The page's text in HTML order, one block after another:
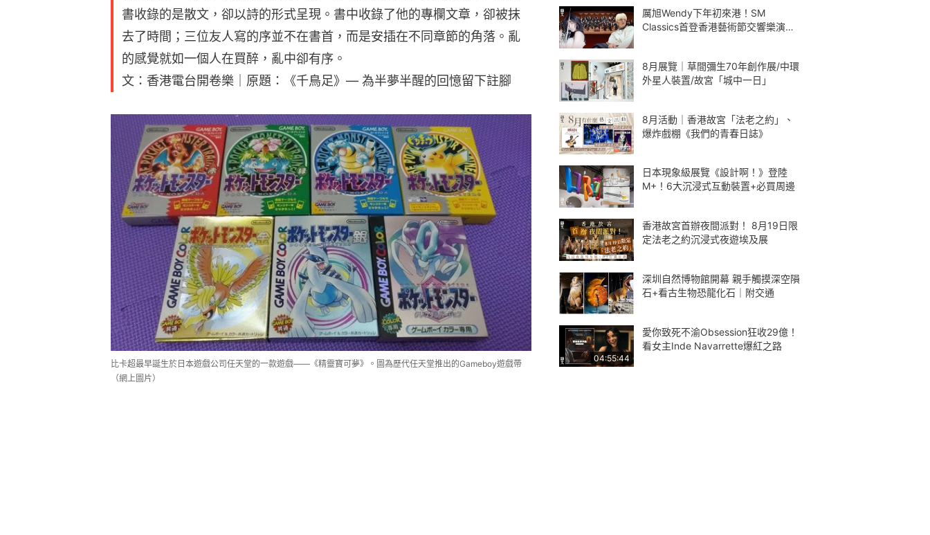
書收錄的是散文，卻以詩的形式呈現。書中收錄了他的專欄文章，卻被抹
去了時間；三位友人寫的序並不在書首，而是安插在不同章節的角落。亂
的感覺就如一個人在買醉，亂中卻有序。
文：香港電台開卷樂｜原題：《千鳥足》— 為半夢半醒的回憶留下註腳
比卡超最早誕生於日本遊戲公司任天堂的一款遊戲——《精靈寶可夢》。圖為歷代任天堂推出的Gameboy遊戲帶
（網上圖片）
厲旭Wendy下年初來港！SM
Classics首登香港藝術節交響樂演繹
8月展覽｜草間彌生70年創作展/中環
外星人裝置/故宮「城中一日」
8月活動｜香港故宮「法老之約」、
爆炸戲棚《我們的青春日誌》
日本現象級展覽《設計啊！》登陸
M+！6大沉浸式互動裝置+必買周邊
香港故宮首辦夜間派對！ 8月19日限
定法老之約沉浸式夜遊埃及展
深圳自然博物館開幕 親手觸摸深空隕
石+看古生物恐龍化石｜附交通
04:55:44
愛你致死不渝Obsession狂收29億！
看女主Inde Navarrette爆紅之路